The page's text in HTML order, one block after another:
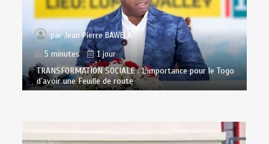
parJean Pierre BAWELA
5 minutes
1 jour
TRANSFORMATION SOCIALE : L’importance pour le Togo
d’avoir une Feuille de route